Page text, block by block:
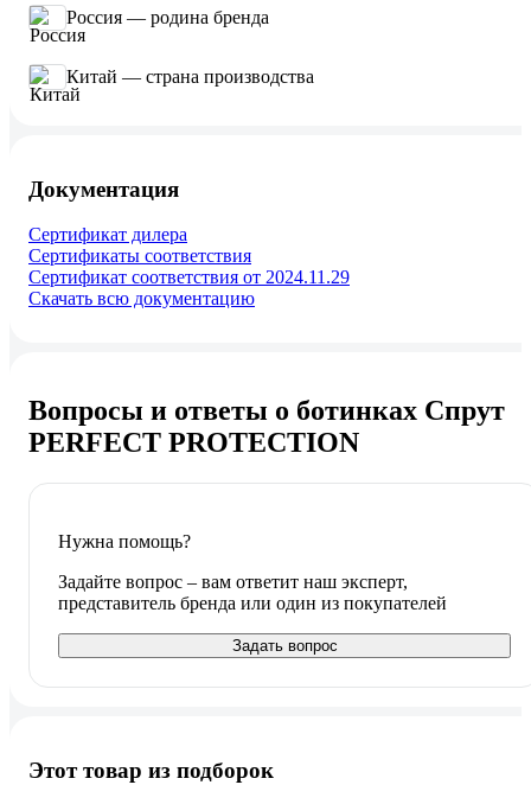
Россия — родина бренда
Китай — страна производства
Документация
Сертификат дилера
Сертификаты соответствия
Сертификат соответствия от 2024.11.29
Скачать всю документацию
Вопросы и ответы о ботинках Спрут
PERFECT PROTECTION
Нужна помощь?
Задайте вопрос – вам ответит наш эксперт,
представитель бренда или один из покупателей
Задать вопрос
Этот товар из подборок